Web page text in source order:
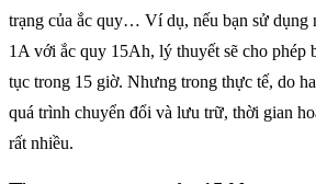
trạng của ắc quy… Ví dụ, nếu bạn sử dụng
1A với ắc quy 15Ah, lý thuyết sẽ cho phép
tục trong 15 giờ. Nhưng trong thực tế, do
quá trình chuyển đổi và lưu trữ, thời gian
rất nhiều.